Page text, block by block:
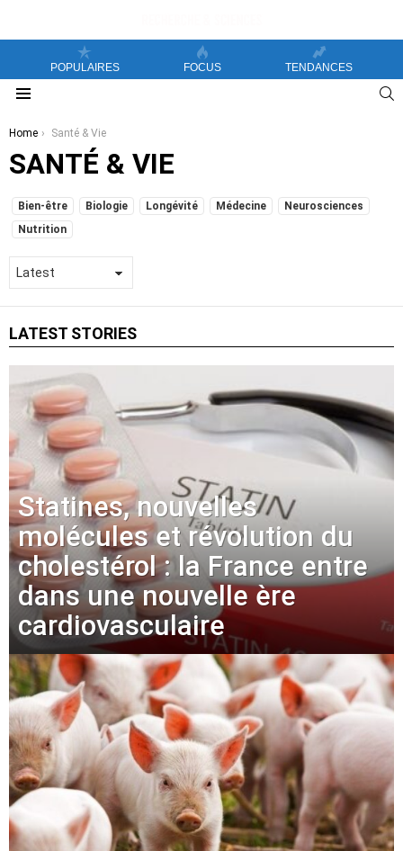
POPULAIRES FOCUS TENDANCES
You are here:
Home Santé & Vie
SANTÉ & VIE
SUBTERMS
Bien-être Biologie Longévité Médecine
Neurosciences
Nutrition
LATEST STORIES
Statines, nouvelles
molécules et révolution du
cholestérol : la France entre
dans une nouvelle ère
cardiovasculaire